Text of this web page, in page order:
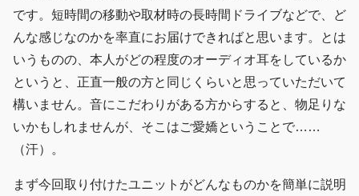
です。短時間の移動や取材時の長時間ドライブなどで、ど
んな感じなのかを率直にお届けできればと思います。とは
いうものの、本人がどの程度のオーディオ耳をしているか
というと、正直一般の方と同じくらいと思っていただいて
構いません。音にこだわりがある方からすると、物足りな
いかもしれませんが、そこはご愛嬌ということで……
（汗）。
まず今回取り付けたユニットがどんなものかを簡単に説明